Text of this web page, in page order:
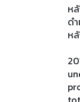
ห
ดํ
ห